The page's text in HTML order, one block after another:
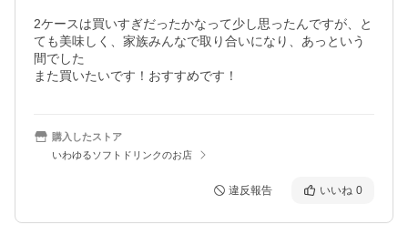
2ケースは買いすぎだったかなって少し思ったんですが、と
ても美味しく、家族みんなで取り合いになり、あっという
間でした
また買いたいです！おすすめです！
購入したストア
いわゆるソフトドリンクのお店
違反報告 いいね 0